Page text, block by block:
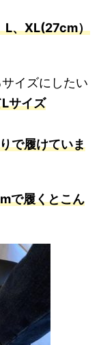
L、XL(27cm）
イズにしたい
サイズ
で履けていま
で履くとこん